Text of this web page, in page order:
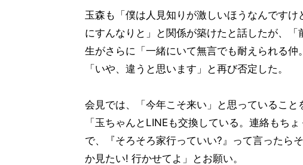
玉森も「僕は人見知りが激しいほうなんです
にすんなりと」と関係が築けたと話したが、
生がさらに「一緒にいて無言でも耐えられる
「いや、違うと思います」と再び否定した。
会見では、「今年こそ来い」と思っていること
「玉ちゃんとLINEも交換している。連絡もち
で、『そろそろ家行っていい?』って言ったら
か見たい! 行かせてよ」とお願い。